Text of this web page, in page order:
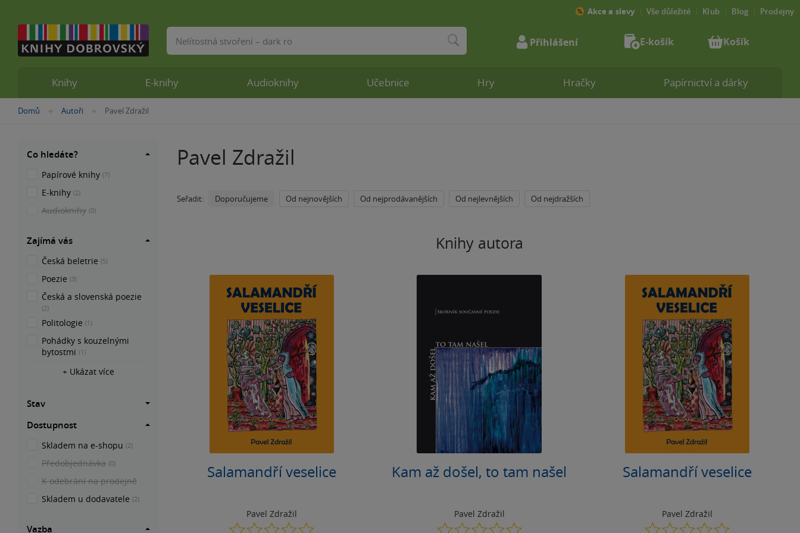
Nacházíte
Domů »Autoři »Pavel Zdražil
Pavel Zdražil
Seřadit: Doporučujeme Od nejnovějších Od nejprodávanějších Od nejlevnějších Od nejdražších
Knihy autora
Salamandří veselice
Pavel Zdražil
0.0
Kam až došel, to tam našel
Pavel Zdražil
0.0
Salamandří veselice
Pavel Zdražil
0.0
Co hledáte?
Papírové knihy (7)
E-knihy (2)
Audioknihy (0)
Zajímá vás
Česká beletrie (5)
Poezie (3)
Česká a slovenská poezie
(2)
Politologie (1)
Pohádky s kouzelnými
bytostmi (1)
+ Ukázat více
Stav
Dostupnost
Skladem na e-shopu (2)
Předobjednávka (0)
K odebrání na prodejně
Skladem u dodavatele (2)
Vazba
Knihy E-knihy Audioknihy Učebnice Hry Hračky Papírnictví a dárky
Akce a slevy Vše důležité Klub Blog Prodejny
Vyhledávání Přihlášení E-košík Košík